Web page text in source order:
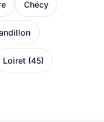
Chécy
Loiret (45)